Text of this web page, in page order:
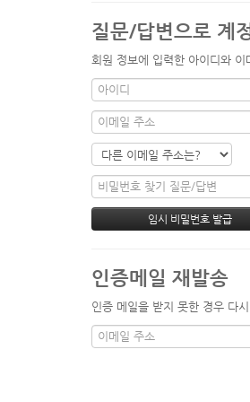
질문/답변으로 계
회원 정보에 입력한 아이디와
인증메일 재발송
인증 메일을 받지 못한 경우 다